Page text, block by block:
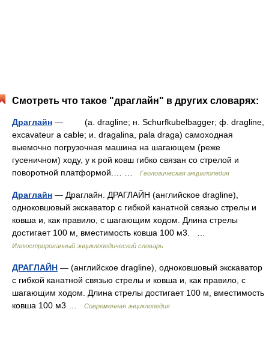
Смотреть что такое "драглайн" в других словарях:
Драглайн — (a. dragline; н. Schurfkubelbagger; ф. dragline,
excavateur a cable; и. dragalina, pala draga) самоходная
выемочно погрузочная машина на шагающем (реже
гусеничном) ходу, у к рой ковш гибко связан со стрелой и
поворотной платформой.… …
Геологическая энциклопедия
Драглайн — Драглайн. ДРАГЛАЙН (английское dragline),
одноковшовый экскаватор с гибкой канатной связью стрелы и
ковша и, как правило, с шагающим ходом. Длина стрелы
достигает 100 м, вместимость ковша 100 м3. …
Иллюстрированный энциклопедический словарь
ДРАГЛАЙН — (английское dragline), одноковшовый экскаватор
с гибкой канатной связью стрелы и ковша и, как правило, с
шагающим ходом. Длина стрелы достигает 100 м, вместимость
ковша 100 м3 …
Современная энциклопедия